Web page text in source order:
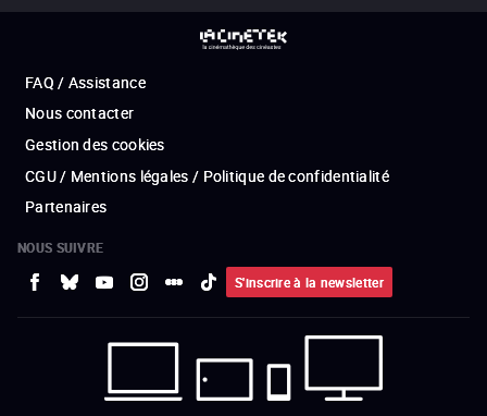
FAQ / Assistance
Nous contacter
Gestion des cookies
CGU / Mentions légales / Politique de confidentialité
Partenaires
NOUS SUIVRE
S'inscrire à la newsletter